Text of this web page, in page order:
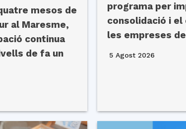
mesos de
al Maresme,
continua
de fa un
programa per
consolidació i
les empreses
5 Agost 2026